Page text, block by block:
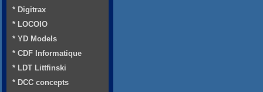
* Digitrax
* LOCOIO
* YD Models
* CDF Informatique
* LDT Littfinski
* DCC concepts